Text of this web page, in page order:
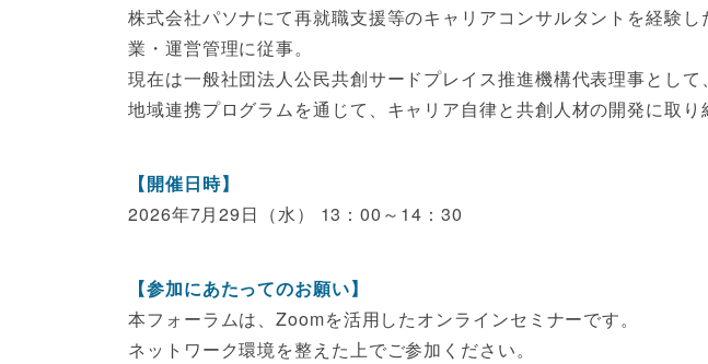
株式会社パソナにて再就職支援等のキャリアコンサルタントを経験
業・運営管理に従事。
現在は一般社団法人公民共創サードプレイス推進機構代表理事とし
地域連携プログラムを通じて、キャリア自律と共創人材の開発に取り
【開催日時】
2026年7月29日（水） 13：00～14：30
【参加にあたってのお願い】
本フォーラムは、Zoomを活用したオンラインセミナーです。
ネットワーク環境を整えた上でご参加ください。